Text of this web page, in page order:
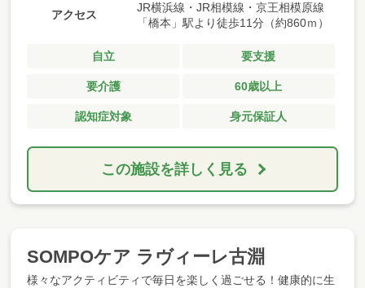
アクセス
JR横浜線・JR相模線・京王相模原線
「橋本」駅より徒歩11分（約860ｍ）
自立 要支援
要介護 60歳以上
認知症対象 身元保証人
この施設を詳しく見る
SOMPOケア ラヴィーレ古淵
様々なアクティビティで毎日を楽しく過ごせる！健康的に生